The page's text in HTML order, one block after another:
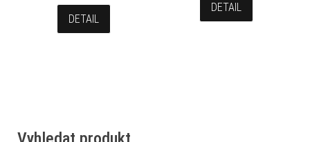
DETAIL
DETAIL